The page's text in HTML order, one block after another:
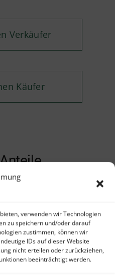
verwenden wir Technologien
zu speichern und/oder darauf
zustimmen, können wir
IDs auf dieser Website
nicht erteilen oder zurückziehen,
beeinträchtigt werden.
Verkäufer
Käufer
verkaufen
weitere